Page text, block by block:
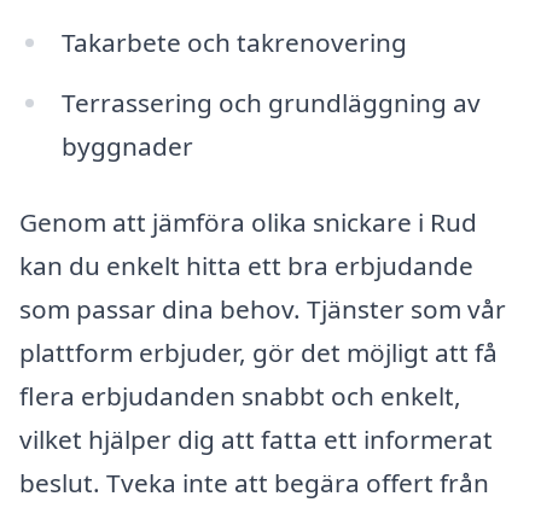
Takarbete och takrenovering
Terrassering och grundläggning av
byggnader
Genom att jämföra olika snickare i Rud
kan du enkelt hitta ett bra erbjudande
som passar dina behov. Tjänster som vår
plattform erbjuder, gör det möjligt att få
flera erbjudanden snabbt och enkelt,
vilket hjälper dig att fatta ett informerat
beslut. Tveka inte att begära offert från